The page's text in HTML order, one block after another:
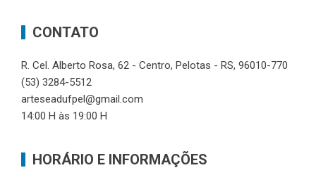
CONTATO
R. Cel. Alberto Rosa, 62 - Centro, Pelotas - RS, 96010-770
(53) 3284-5512
arteseadufpel@gmail.com
14:00 H às 19:00 H
HORÁRIO E INFORMAÇÕES